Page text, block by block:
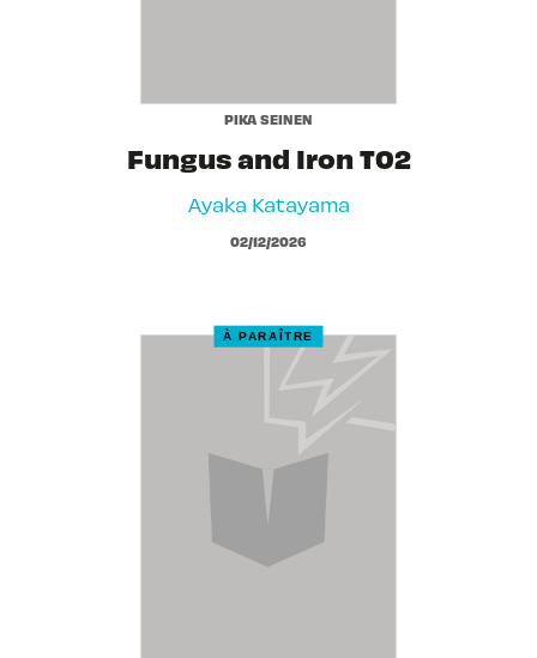
PIKA SEINEN
Fungus and Iron T02
Ayaka Katayama
02/12/2026
À PARAÎTRE